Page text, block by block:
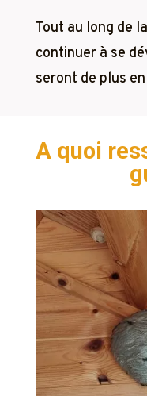
Tout au long de
continuer à se
seront de plus
A quoi